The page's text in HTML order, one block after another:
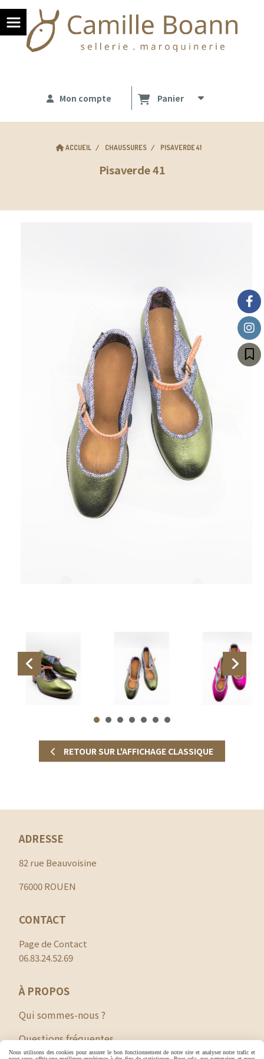
Mon compte Panier
ACCUEIL CHAUSSURES PISAVERDE 41
Pisaverde 41
RETOUR SUR L'AFFICHAGE CLASSIQUE
ADRESSE
82 rue Beauvoisine
76000 ROUEN
CONTACT
Page de Contact
06.83.24.52.69
À PROPOS
Qui sommes-nous ?
Questions fréquentes
Nous utilisons des cookies pour assurer le bon fonctionnement de notre site et analyser notre trafic et